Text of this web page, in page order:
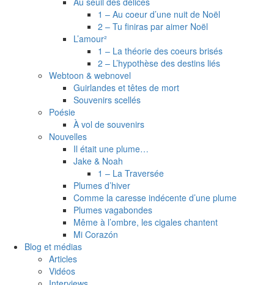
1 – Au coeur d’une nuit de Noël
2 – Tu finiras par aimer Noël
L’amour²
1 – La théorie des coeurs brisés
2 – L’hypothèse des destins liés
Webtoon & webnovel
Guirlandes et têtes de mort
Souvenirs scellés
Poésie
À vol de souvenirs
Nouvelles
Il était une plume…
Jake & Noah
1 – La Traversée
Plumes d’hiver
Comme la caresse indécente d’une plume
Plumes vagabondes
Même à l’ombre, les cigales chantent
Mi Corazón
Blog et médias
Articles
Vidéos